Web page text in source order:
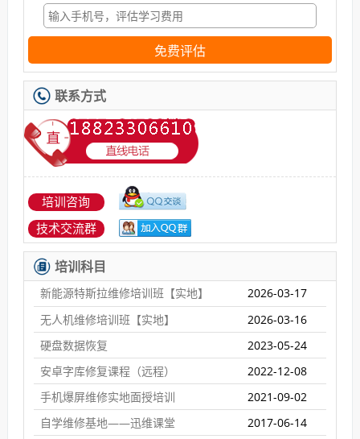
免费评估
联系方式
培训咨询
技术交流群
培训科目
新能源特斯拉维修培训班【实地】
2026-03-17
无人机维修培训班【实地】
2026-03-16
硬盘数据恢复
2023-05-24
安卓字库修复课程（远程）
2022-12-08
手机爆屏维修实地面授培训
2021-09-02
自学维修基地——迅维课堂
2017-06-14